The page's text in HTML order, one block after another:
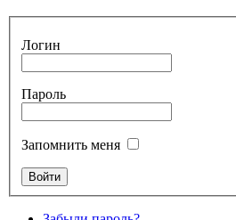
Логин
Пароль
Запомнить меня